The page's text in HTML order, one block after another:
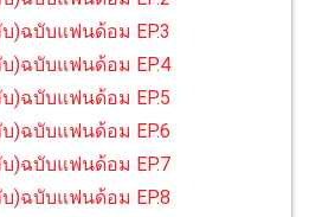
)ฉบับแฟนด้อม EP.3
)ฉบับแฟนด้อม EP.4
)ฉบับแฟนด้อม EP.5
)ฉบับแฟนด้อม EP.6
)ฉบับแฟนด้อม EP.7
)ฉบับแฟนด้อม EP.8